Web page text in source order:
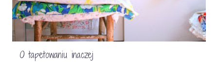
O tapetowaniu inaczej